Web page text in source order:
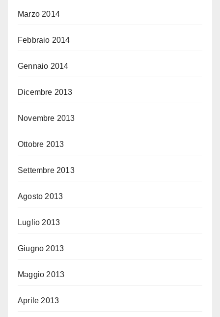
Marzo 2014
Febbraio 2014
Gennaio 2014
Dicembre 2013
Novembre 2013
Ottobre 2013
Settembre 2013
Agosto 2013
Luglio 2013
Giugno 2013
Maggio 2013
Aprile 2013